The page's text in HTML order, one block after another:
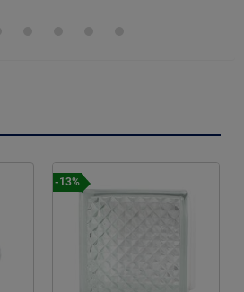
-13%